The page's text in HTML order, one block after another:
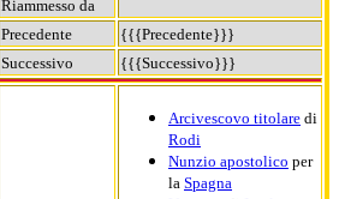
Riammesso da
Precedente
{{{Precedente}}}
Successivo
{{{Successivo}}}
Arcivescovo titolare di
Rodi
Nunzio apostolico per
la Spagna